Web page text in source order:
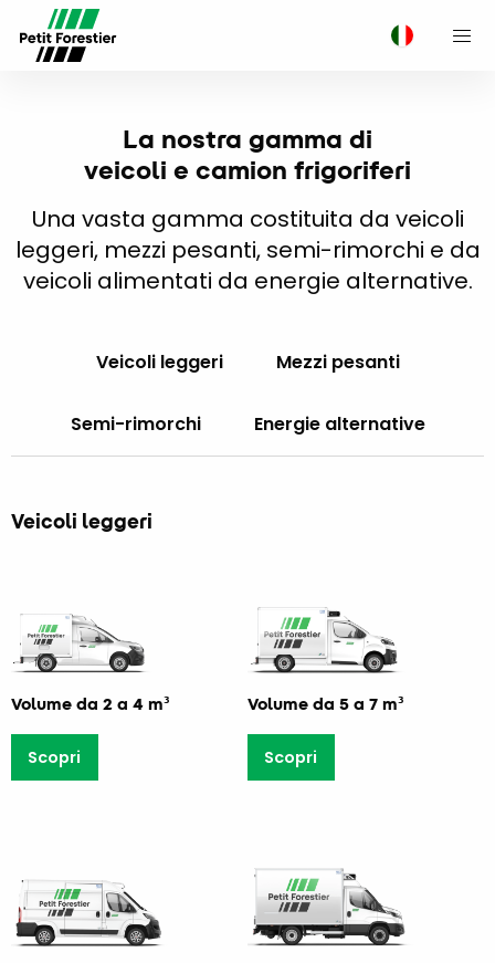
La nostra gamma di
veicoli e camion frigoriferi
Una vasta gamma costituita da veicoli
leggeri, mezzi pesanti, semi-rimorchi e da
veicoli alimentati da energie alternative.
Veicoli leggeri Mezzi pesanti
Semi-rimorchi Energie alternative
Veicoli leggeri
Volume da 2 a 4 m³
Scopri
Volume da 5 a 7 m³
Scopri